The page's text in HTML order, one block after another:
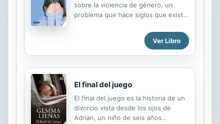
sobre la violencia de género, un
problema que hace siglos que existe
como en los últimos años. A partir de
testimonios que va recogiendo,
algunos muy cercanos, y de
abuela y su tía Octavia, Carlota
habla de la violencia escolar y la
violencia infantil. El diario azul de
Ver Libro
El final del juego
El final del juego es la historia de un
divorcio vista desde los ojos de
Adrian, un niño de seis años